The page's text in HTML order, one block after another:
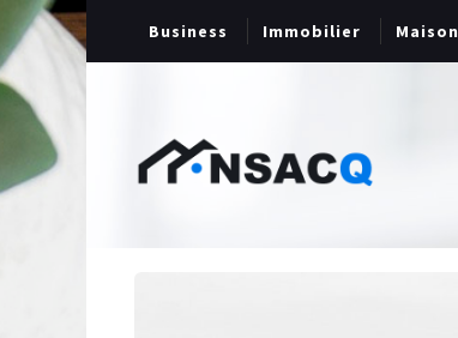
Business Immobilier Maison